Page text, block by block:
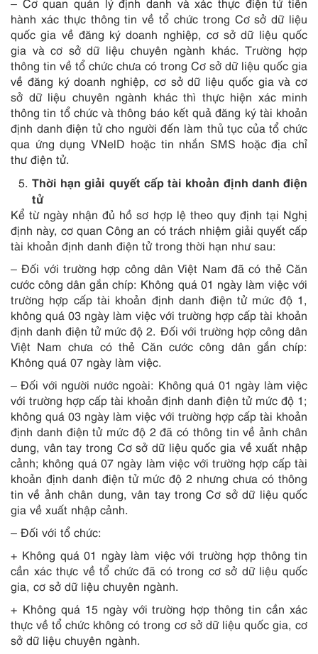
hành xác thực thông tin về tổ chức trong Cơ sở dữ liệu
quốc gia về đăng ký doanh nghiệp, cơ sở dữ liệu quốc
gia và cơ sở dữ liệu chuyên ngành khác. Trường hợp
thông tin về tổ chức chưa có trong Cơ sở dữ liệu quốc gia
về đăng ký doanh nghiệp, cơ sở dữ liệu quốc gia và cơ
sở dữ liệu chuyên ngành khác thì thực hiện xác minh
thông tin tổ chức và thông báo kết quả đăng ký tài khoản
định danh điện tử cho người đến làm thủ tục của tổ chức
qua ứng dụng VNelD hoặc tin nhắn SMS hoặc địa chỉ
thư điện tử.
Thời hạn giải quyết cấp tài khoản định danh điện
tử
Kể từ ngày nhận đủ hồ sơ hợp lệ theo quy định tại Nghị
định này, cơ quan Công an có trách nhiệm giải quyết cấp
tài khoản định danh điện tử trong thời hạn như sau:
– Đối với trường hợp công dân Việt Nam đã có thẻ Căn
cước công dân gắn chíp: Không quá 01 ngày làm việc với
trường hợp cấp tài khoản định danh điện tử mức độ 1,
không quá 03 ngày làm việc với trường hợp cấp tài khoản
định danh điện tử mức độ 2. Đối với trường hợp công dân
Việt Nam chưa có thẻ Căn cước công dân gắn chíp:
Không quá 07 ngày làm việc.
– Đối với người nước ngoài: Không quá 01 ngày làm việc
với trường hợp cấp tài khoản định danh điện tử mức độ 1;
không quá 03 ngày làm việc với trường hợp cấp tài khoản
định danh điện tử mức độ 2 đã có thông tin về ảnh chân
dung, vân tay trong Cơ sở dữ liệu quốc gia về xuất nhập
cảnh; không quá 07 ngày làm việc với trường hợp cấp tài
khoản định danh điện tử mức độ 2 nhưng chưa có thông
tin về ảnh chân dung, vân tay trong Cơ sở dữ liệu quốc
gia về xuất nhập cảnh.
– Đối với tổ chức:
+ Không quá 01 ngày làm việc với trường hợp thông tin
cần xác thực về tổ chức đã có trong cơ sở dữ liệu quốc
gia, cơ sở dữ liệu chuyên ngành.
+ Không quá 15 ngày với trường hợp thông tin cần xác
thực về tổ chức không có trong cơ sở dữ liệu quốc gia, cơ
sở dữ liệu chuyên ngành.